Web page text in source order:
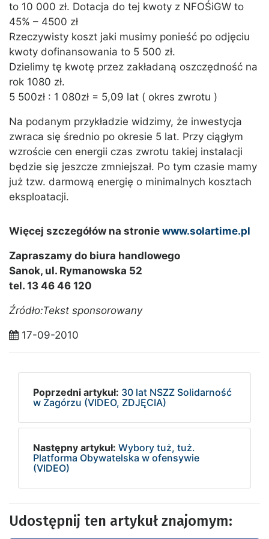
to 10 000 zł. Dotacja do tej kwoty z NFOŚiGW to
45% – 4500 zł
Rzeczywisty koszt jaki musimy ponieść po odjęciu
kwoty dofinansowania to 5 500 zł.
Dzielimy tę kwotę przez zakładaną oszczędność na
rok 1080 zł.
5 500zł : 1 080zł = 5,09 lat ( okres zwrotu )
Na podanym przykładzie widzimy, że inwestycja
zwraca się średnio po okresie 5 lat. Przy ciągłym
wzroście cen energii czas zwrotu takiej instalacji
będzie się jeszcze zmniejszał. Po tym czasie mamy
już tzw. darmową energię o minimalnych kosztach
eksploatacji.
Więcej szczegółów na stronie www.solartime.pl
Zapraszamy do biura handlowego
Sanok, ul. Rymanowska 52
tel. 13 46 46 120
Źródło:Tekst sponsorowany
17-09-2010
Poprzedni artykuł: 30 lat NSZZ Solidarność
w Zagórzu (VIDEO, ZDJĘCIA)
Następny artykuł: Wybory tuż, tuż.
Platforma Obywatelska w ofensywie
(VIDEO)
Udostępnij ten artykuł znajomym: